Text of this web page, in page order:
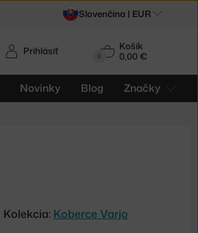
0
Košík
0,00 €
Novinky Blog Značky
Prihlásiť
Kolekcia: Koberce Varjo
Slovenčina | EUR